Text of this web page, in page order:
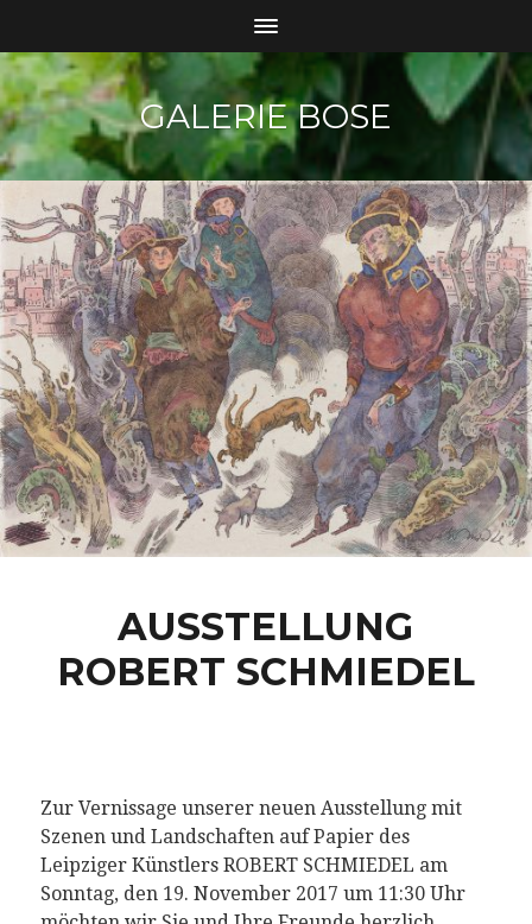
GALERIE BOSE
AUSSTELLUNG
ROBERT SCHMIEDEL
Zur Vernissage unserer neuen Ausstellung mit
Szenen und Landschaften auf Papier des
Leipziger Künstlers ROBERT SCHMIEDEL am
Sonntag, den 19. November 2017 um 11:30 Uhr